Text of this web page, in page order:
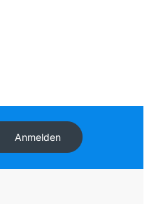
Anmelden